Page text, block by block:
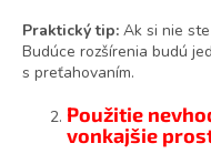
Praktický tip: Ak si nie
Budúce rozšírenia budú
s preťahovaním.
Použitie
vonkajšie